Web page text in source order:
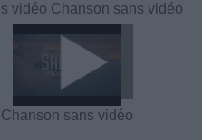
vidéo Chanson sans vidéo
Chanson sans vidéo